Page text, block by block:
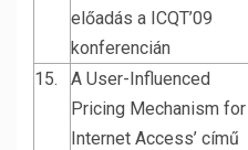
előadás a ICQT’09
konferencián
15.
A User-Influenced
Pricing Mechanism for
Internet Access’ című